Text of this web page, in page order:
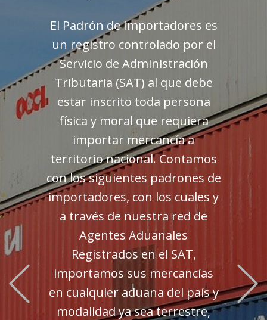
El Padrón de Importadores es
un registro controlado por el
Servicio de Administración
Tributaria (SAT) al que debe
estar inscrito toda persona
física y moral que requiera
importar mercancía a
territorio nacional. Contamos
con los siguientes padrones de
importadores, con los cuales y
a través de nuestra red de
Agentes Aduanales
Registrados en el SAT,
importamos sus mercancías
en cualquier aduana del país y
modalidad ya sea terrestre,
Previous